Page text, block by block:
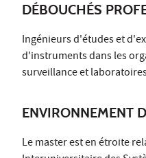
DÉBOUCHÉS
Ingénieurs d'études et
d'instruments dans les
surveillance et
ENVIRONNEMENT
Le master est en étroite